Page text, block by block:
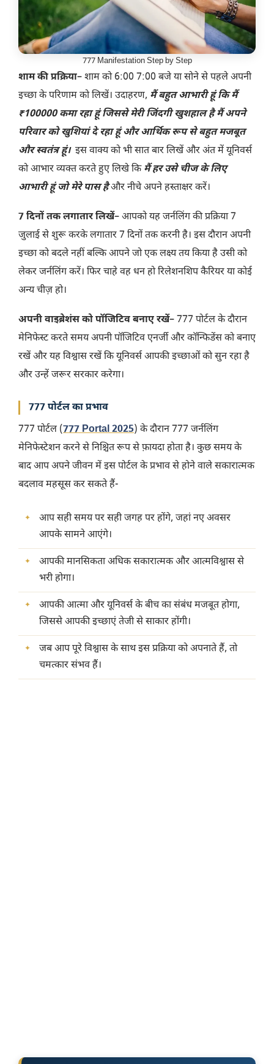
777 Manifestation Step by Step
शाम की प्रक्रिया– शाम को 6:00 7:00 बजे या सोने से पहले अपनी
इच्छा के परिणाम को लिखें। उदाहरण, मैं बहुत आभारी हूं कि मैं
₹100000 कमा रहा हूं जिससे मेरी जिंदगी खुशहाल है मैं अपने
परिवार को खुशियां दे रहा हूं और आर्थिक रूप से बहुत मजबूत
और स्वतंत्र हूं। इस वाक्य को भी सात बार लिखें और अंत में यूनिवर्स
को आभार व्यक्त करते हुए लिखे किमैं हर उसे चीज के लिए
आभारी हूं जो मेरे पास हैऔर नीचे अपने हस्ताक्षर करें।
7 दिनों तक लगातार लिखें– आपको यह जर्नलिंग की प्रक्रिया 7
जुलाई से शुरू करके लगातार 7 दिनों तक करनी है। इस दौरान अपनी
इच्छा को बदले नहीं बल्कि आपने जो एक लक्ष्य तय किया है उसी को
लेकर जर्नलिंग करें। फिर चाहे वह धन हो रिलेशनशिप कैरियर या कोई
अन्य चीज़ हो।
अपनी वाइब्रेशंस को पॉजिटिव बनाए रखें– 777 पोर्टल के दौरान
मेनिफेस्ट करते समय अपनी पॉजिटिव एनर्जी और कॉन्फिडेंस को बनाए
रखें और यह विश्वास रखें कि यूनिवर्स आपकी इच्छाओं को सुन रहा है
और उन्हें जरूर सरकार करेगा।
777 पोर्टल का प्रभाव
777 पोर्टल (777 Portal 2025) के दौरान 777 जर्नलिंग
मेनिफेस्टेशन करने से निश्चित रूप से फ़ायदा होता है। कुछ समय के
बाद आप अपने जीवन में इस पोर्टल के प्रभाव से होने वाले सकारात्मक
बदलाव महसूस कर सकते हैं-
आप सही समय पर सही जगह पर होंगे, जहां नए अवसर
आपके सामने आएंगे।
आपकी मानसिकता अधिक सकारात्मक और आत्मविश्वास से
भरी होगा।
आपकी आत्मा और यूनिवर्स के बीच का संबंध मजबूत होगा,
जिससे आपकी इच्छाएं तेजी से साकार होंगी।
जब आप पूरे विश्वास के साथ इस प्रक्रिया को अपनाते हैं, तो
चमत्कार संभव हैं।